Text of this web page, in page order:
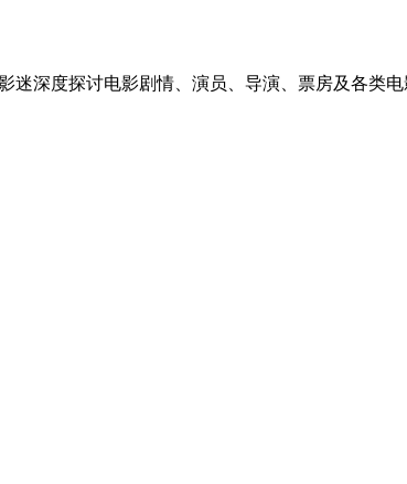
深度探讨电影剧情、演员、导演、票房及各类